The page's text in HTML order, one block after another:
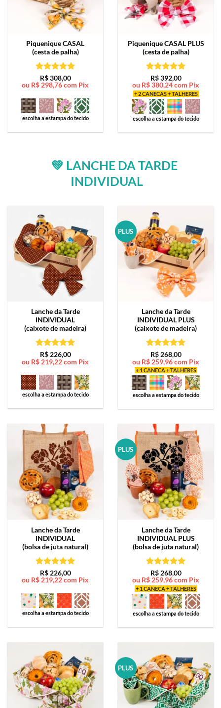
PiqueniqueCASAL
(cesta de palha)
Avaliação5
de 5
R$308,00
ou R$298,76com Pix
escolha a estampa do tecido
PiqueniqueCASAL PLUS
(cesta de palha)
Avaliação5
de 5
R$392,00
ou R$380,24com Pix
+ 2 CANECAS + TALHERES
escolha a estampa do tecido
💚 LANCHE DA TARDE
INDIVIDUAL
Lanche da Tarde
INDIVIDUAL
(caixote de madeira)
Avaliação5
de 5
R$226,00
ou R$ 219,22com Pix
escolha a estampa do tecido
PLUS
Lanche da Tarde
INDIVIDUAL PLUS
(caixote de madeira)
Avaliação5
de 5
R$268,00
ou R$ 259,96com Pix
+ 1 CANECA + TALHERES
escolha a estampa do tecido
Lanche da Tarde
INDIVIDUAL
(bolsa de juta natural)
Avaliação5
de 5
R$226,00
ou R$219,22com Pix
escolha a estampa do tecido
PLUS
Lanche da Tarde
INDIVIDUAL PLUS
(bolsa de juta natural)
Avaliação5
de 5
R$268,00
ou R$259,96com Pix
+ 1 CANECA + TALHERES
escolha a estampa do tecido
PLUS